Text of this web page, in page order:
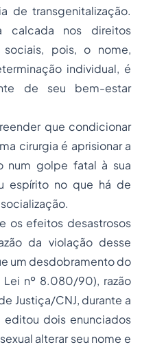
de transgenitalização.
calcada nos direitos
sociais, pois, o nome,
individual, é
de seu bem-estar
que condicionar
cirurgia é aprisionar a
num golpe fatal à sua
espírito no que há de
os efeitos desastrosos
da violação desse
um desdobramento do
nº 8.080/90), razão
Justiça/CNJ, durante a
editou dois enunciados
alterar seu nome e